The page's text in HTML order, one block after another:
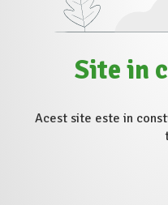
Site in
Acest site este in